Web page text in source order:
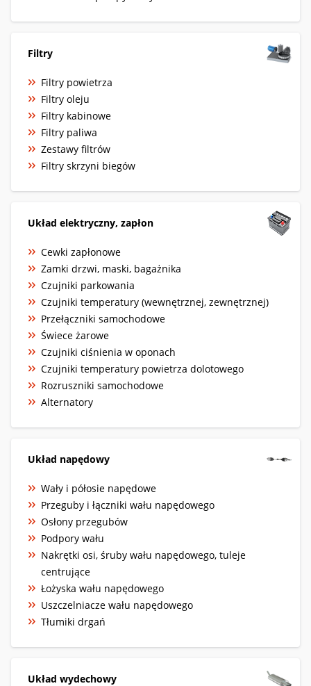
Filtry
Filtry powietrza
Filtry oleju
Filtry kabinowe
Filtry paliwa
Zestawy filtrów
Filtry skrzyni biegów
Układ elektryczny, zapłon
Cewki zapłonowe
Zamki drzwi, maski, bagażnika
Czujniki parkowania
Czujniki temperatury (wewnętrznej, zewnętrznej)
Przełączniki samochodowe
Świece żarowe
Czujniki ciśnienia w oponach
Czujniki temperatury powietrza dolotowego
Rozruszniki samochodowe
Alternatory
Układ napędowy
Wały i półosie napędowe
Przeguby i łączniki wału napędowego
Osłony przegubów
Podpory wału
Nakrętki osi, śruby wału napędowego, tuleje
centrujące
Łożyska wału napędowego
Uszczelniacze wału napędowego
Tłumiki drgań
Układ wydechowy